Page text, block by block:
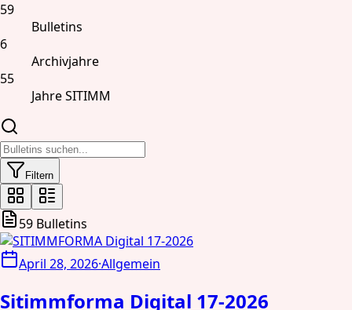
59
Bulletins
6
Archivjahre
55
Jahre SITIMM
Filtern
59 Bulletins
April 28, 2026·Allgemein
Sitimmforma Digital 17-2026